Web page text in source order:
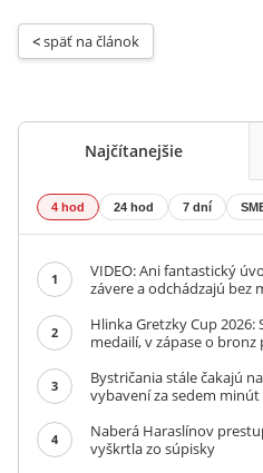
< späť na článok
Najčítanejšie
4 hod 24 hod 7 dní
1
VIDEO: Ani fantastický
závere a odchádzajú bez
2
Hlinka Gretzky Cup
medailí, v zápase o
3
Bystričania stále čakajú
vybavení za sedem minút
4
Naberá Haraslínov
vyškrtla zo súpisky